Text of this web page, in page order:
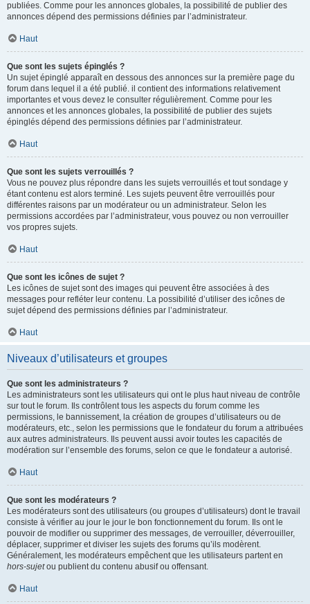
publiées. Comme pour les annonces globales, la possibilité de publier des
annonces dépend des permissions définies par l’administrateur.
Haut
Que sont les sujets épinglés ?
Un sujet épinglé apparaît en dessous des annonces sur la première page du
forum dans lequel il a été publié. il contient des informations relativement
importantes et vous devez le consulter régulièrement. Comme pour les
annonces et les annonces globales, la possibilité de publier des sujets
épinglés dépend des permissions définies par l’administrateur.
Haut
Que sont les sujets verrouillés ?
Vous ne pouvez plus répondre dans les sujets verrouillés et tout sondage y
étant contenu est alors terminé. Les sujets peuvent être verrouillés pour
différentes raisons par un modérateur ou un administrateur. Selon les
permissions accordées par l’administrateur, vous pouvez ou non verrouiller
vos propres sujets.
Haut
Que sont les icônes de sujet ?
Les icônes de sujet sont des images qui peuvent être associées à des
messages pour refléter leur contenu. La possibilité d’utiliser des icônes de
sujet dépend des permissions définies par l’administrateur.
Haut
Niveaux d’utilisateurs et groupes
Que sont les administrateurs ?
Les administrateurs sont les utilisateurs qui ont le plus haut niveau de contrôle
sur tout le forum. Ils contrôlent tous les aspects du forum comme les
permissions, le bannissement, la création de groupes d’utilisateurs ou de
modérateurs, etc., selon les permissions que le fondateur du forum a attribuées
aux autres administrateurs. Ils peuvent aussi avoir toutes les capacités de
modération sur l’ensemble des forums, selon ce que le fondateur a autorisé.
Haut
Que sont les modérateurs ?
Les modérateurs sont des utilisateurs (ou groupes d’utilisateurs) dont le travail
consiste à vérifier au jour le jour le bon fonctionnement du forum. Ils ont le
pouvoir de modifier ou supprimer des messages, de verrouiller, déverrouiller,
déplacer, supprimer et diviser les sujets des forums qu’ils modèrent.
Généralement, les modérateurs empêchent que les utilisateurs partent en
hors-sujetou publient du contenu abusif ou offensant.
Haut